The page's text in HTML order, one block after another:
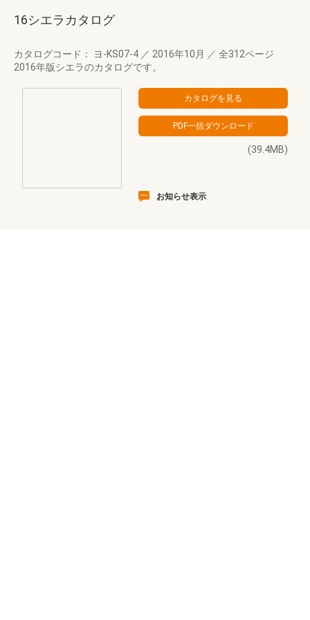
16シエラカタログ
カタログコード： ヨ-KS07-4 ／ 2016年10月 ／ 全312ページ
2016年版シエラのカタログです。
(39.4MB)
お知らせ表示